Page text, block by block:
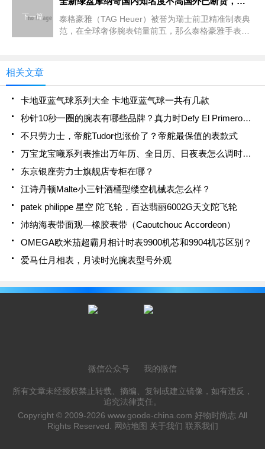
下一篇
泰格豪雅（TAG Heuer）被誉为瑞士前卫精准制表典
范，在全球奢侈腕表销量前五，那么泰格豪雅手表在
相关文章
卡地亚蓝气球系列大全 卡地亚蓝气球一共有几款
秒针10秒一圈的腕表有哪些品牌？真力时Defy El Primero 21
不只劳力士，帝舵Tudor也涨价了？帝舵最保值的表款式
万宝龙宝曦系列表推出万年历、全日历、日夜表怎么调时间？
东京银座劳力士旗舰店专柜在哪？
江诗丹顿Malte小三针酒桶型缕空机械表怎么样？
patek philippe 星空 陀飞轮，百达翡丽6002G天文陀飞轮
沛纳海表带面观—橡胶表带（Caoutchouc Accordeon）
OMEGA欧米茄超霸月相计时表9900机芯和9904机芯区别？
爱马仕月相表，月读时光腕表型号外观
微信公众号 我的微信
所有文章未经授权禁止转载、摘编、复制或建立镜像，如有违反，
追究法律责任。
Copyright © 2009-2026 www.goode-china.com 好物时尚志 All
Rights Reserved.
网站地图 关于我们 联系我们